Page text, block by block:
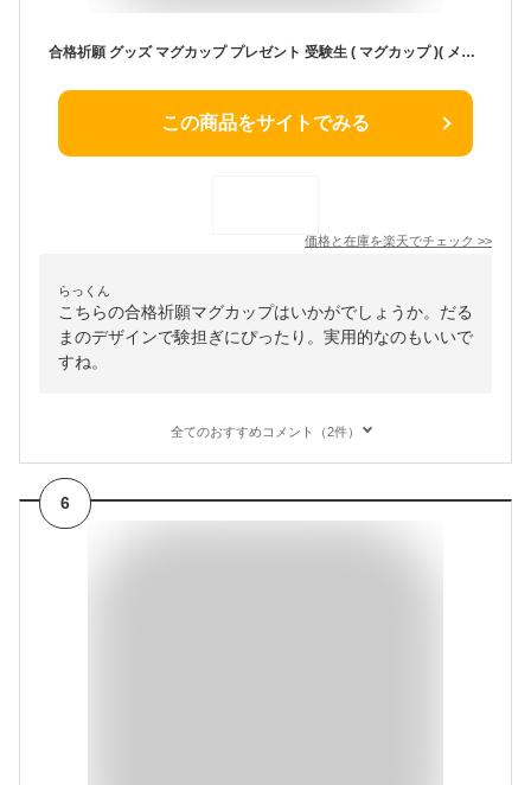
合格祈願 グッズ マグカップ プレゼント 受験生 ( マグカップ )( メッセージ だるま ) 受験生応援 受験 試験 合格 祈願 コーヒーマグ カップ お守り 日本製 陶器 友達 応援 誕生日 プチギフト しゃれもん
この商品をサイトでみる
価格と在庫を楽天でチェック >>
らっくん
こちらの合格祈願マグカップはいかがでしょうか。だる
まのデザインで験担ぎにぴったり。実用的なのもいいで
すね。
全てのおすすめコメント（2件）
6